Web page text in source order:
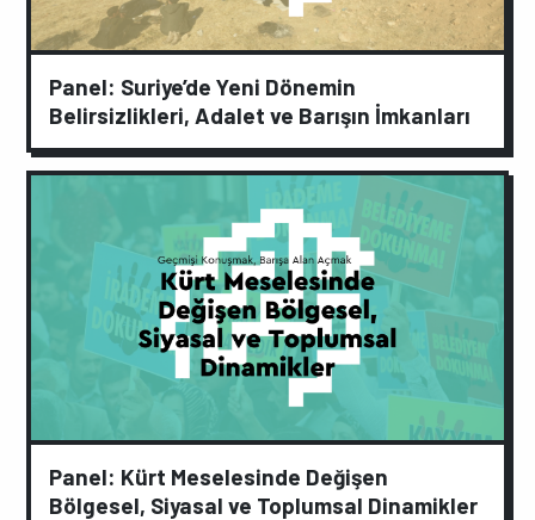
Panel: Suriye’de Yeni Dönemin
Belirsizlikleri, Adalet ve Barışın İmkanları
Panel: Kürt Meselesinde Değişen
Bölgesel, Siyasal ve Toplumsal Dinamikler